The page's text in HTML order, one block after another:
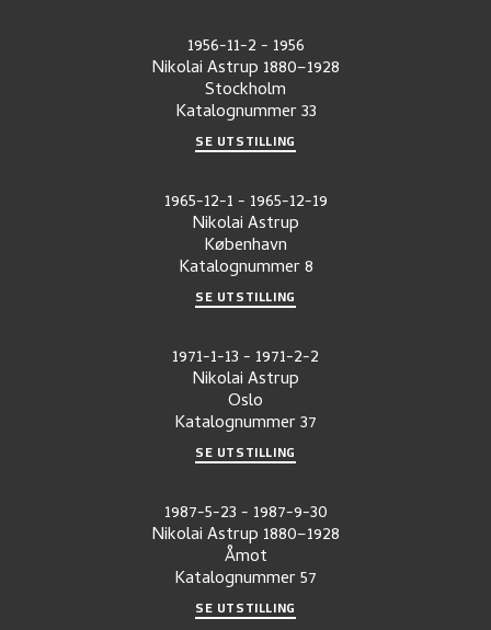
1956-11-2- 1956
Nikolai Astrup 1880–1928
Stockholm
Katalognummer33
SE UTSTILLING
1965-12-1- 1965-12-19
Nikolai Astrup
København
Katalognummer8
SE UTSTILLING
1971-1-13- 1971-2-2
Nikolai Astrup
Oslo
Katalognummer37
SE UTSTILLING
1987-5-23- 1987-9-30
Nikolai Astrup 1880–1928
Åmot
Katalognummer57
SE UTSTILLING